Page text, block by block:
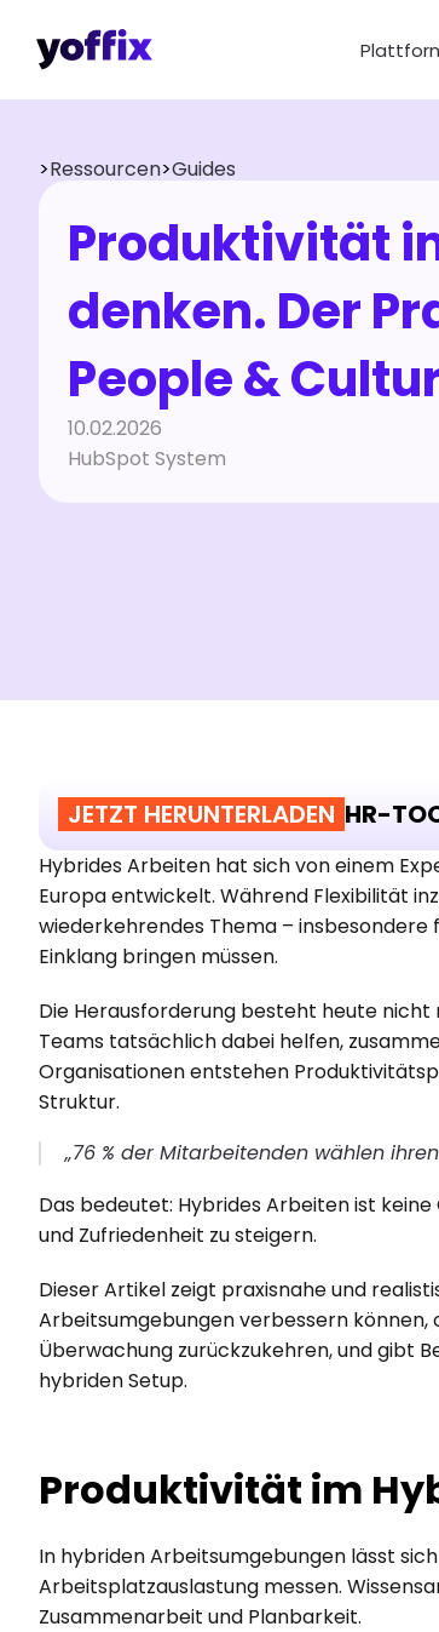
>Ressourcen>Guides
Produktivität
denken. Der
People &
10.02.2026
HubSpot System
JETZT HERUNTERLADEN HR-
Hybrides Arbeiten hat sich von einem
Europa entwickelt. Während Flexibilität
wiederkehrendes Thema – insbesondere
Einklang bringen müssen.
Die Herausforderung besteht heute
Teams tatsächlich dabei helfen,
Organisationen entstehen
Struktur.
„76 % der Mitarbeitenden wählen
Das bedeutet: Hybrides Arbeiten ist
und Zufriedenheit zu steigern.
Dieser Artikel zeigt praxisnahe und
Arbeitsumgebungen verbessern
Überwachung zurückzukehren, und gibt
hybriden Setup.
Produktivität im
In hybriden Arbeitsumgebungen lässt
Arbeitsplatzauslastung messen.
Zusammenarbeit und Planbarkeit.